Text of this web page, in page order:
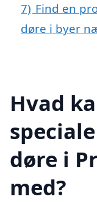
7) Find en
døre i byer
Hvad
døre i
med?